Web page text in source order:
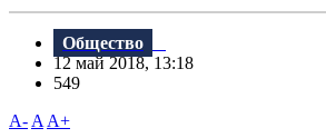
Общество
12 май 2018, 13:18
549
A- A A+